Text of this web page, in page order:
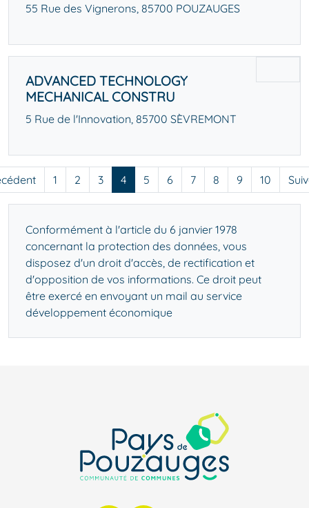
55 Rue des Vignerons, 85700 POUZAUGES
ADVANCED TECHNOLOGY
MECHANICAL CONSTRU
5 Rue de l'Innovation, 85700 SÈVREMONT
1 2 3 4 5 6 7 8 9 10
Conformément à l'article du 6 janvier 1978
concernant la protection des données, vous
disposez d'un droit d'accès, de rectification et
d'opposition de vos informations. Ce droit peut
être exercé en envoyant un mail au service
développement économique